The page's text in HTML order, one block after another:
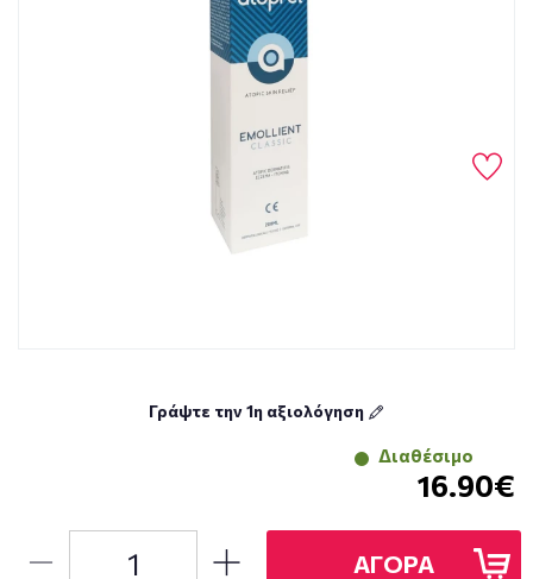
Γράψτε την 1η αξιολόγηση
Διαθέσιμο
16.90€
ΑΓΟΡΑ